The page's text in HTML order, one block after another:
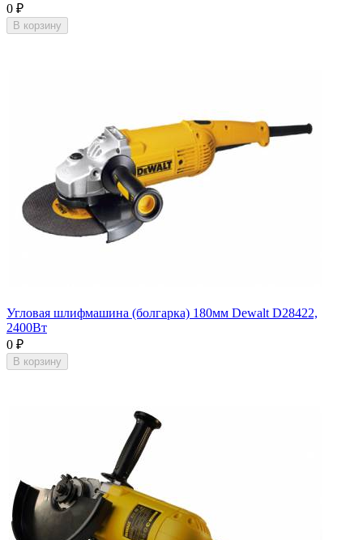
0 ₽
В корзину
Угловая шлифмашина (болгарка) 180мм Dewalt D28422,
2400Вт
0 ₽
В корзину